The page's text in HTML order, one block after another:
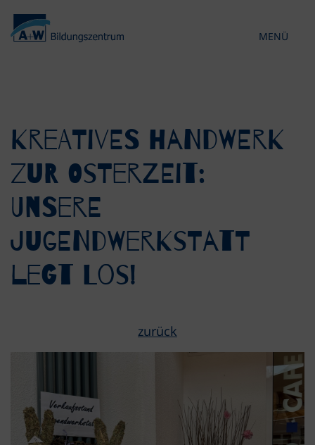
MENÜ
Kreatives Handwerk
zur Osterzeit:
Unsere
Jugendwerkstatt
legt los!
zurück